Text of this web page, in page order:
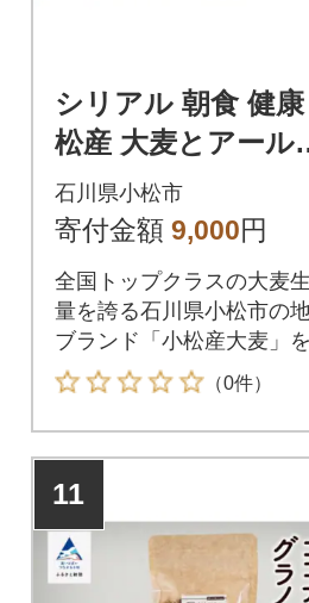
シリアル 朝食 健
松産 大麦とアール
レイグラノーラ 5袋
まとめ
石川県小松市
寄付金額 9,000円
全国トップクラスの大麦
量を誇る石川県小松市の
ブランド「小松産大麦」
用。
（0件）
11